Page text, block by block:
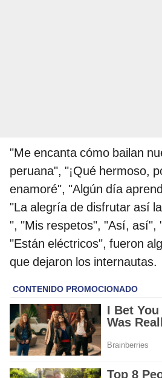
"Me encanta cómo bailan
peruana", "¡Qué hermoso,
enamoré", "Algún día
"La alegría de disfrutar así
", "Mis respetos", "Así, así",
"Están eléctricos", fueron
que dejaron los internautas.